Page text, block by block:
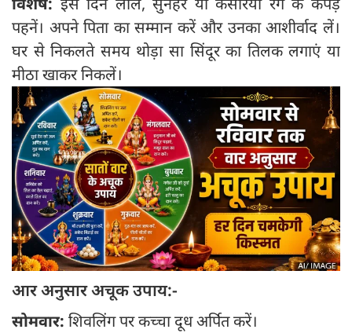
पहनें। अपने पिता का सम्मान करें और उनका आशीर्वाद लें।
घर से निकलते समय थोड़ा सा सिंदूर का तिलक लगाएं या
मीठा खाकर निकलें।
आर अनुसार अचूक उपाय:-
सोमवार: शिवलिंग पर कच्चा दूध अर्पित करें।